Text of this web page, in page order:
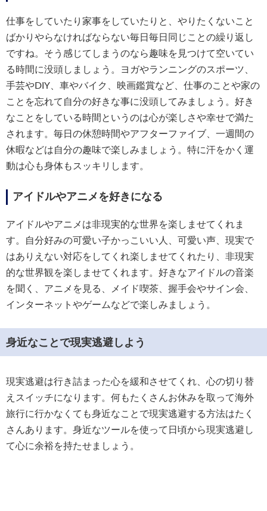
仕事をしていたり家事をしていたりと、やりたくないこと
ばかりやらなければならない毎日毎日同じことの繰り返し
ですね。そう感じてしまうのなら趣味を見つけて空いてい
る時間に没頭しましょう。ヨガやランニングのスポーツ、
手芸やDIY、車やバイク、映画鑑賞など、仕事のことや家の
ことを忘れて自分の好きな事に没頭してみましょう。好き
なことをしている時間というのは心が楽しさや幸せで満た
されます。毎日の休憩時間やアフターファイブ、一週間の
休暇などは自分の趣味で楽しみましょう。特に汗をかく運
動は心も身体もスッキリします。
アイドルやアニメを好きになる
アイドルやアニメは非現実的な世界を楽しませてくれま
す。自分好みの可愛い子かっこいい人、可愛い声、現実で
はありえない対応をしてくれ楽しませてくれたり、非現実
的な世界観を楽しませてくれます。好きなアイドルの音楽
を聞く、アニメを見る、メイド喫茶、握手会やサイン会、
インターネットやゲームなどで楽しみましょう。
身近なことで現実逃避しよう
現実逃避は行き詰まった心を緩和させてくれ、心の切り替
えスイッチになります。何もたくさんお休みを取って海外
旅行に行かなくても身近なことで現実逃避する方法はたく
さんあります。身近なツールを使って日頃から現実逃避し
て心に余裕を持たせましょう。